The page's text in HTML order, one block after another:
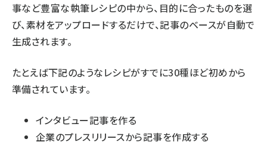
事など豊富な執筆レシピの中から、目的に合ったものを選
び、素材をアップロードするだけで、記事のベースが自動で
生成されます。
たとえば下記のようなレシピがすでに30種ほど初めから
準備されています。
インタビュー記事を作る
企業のプレスリリースから記事を作成する